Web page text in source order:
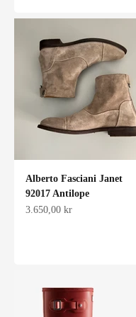
Alberto Fasciani Janet
92017 Antilope
Salgspris
3.650,00 kr